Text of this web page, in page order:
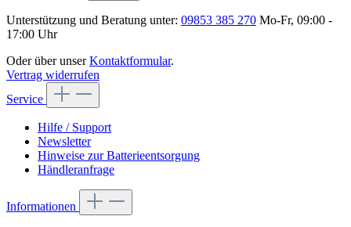
Unterstützung und Beratung unter: 09853 385 270 Mo-Fr, 09:00 -
17:00 Uhr
Oder über unserKontaktformular.
Vertrag widerrufen
Service
Hilfe / Support
Newsletter
Hinweise zur Batterieentsorgung
Händleranfrage
Informationen